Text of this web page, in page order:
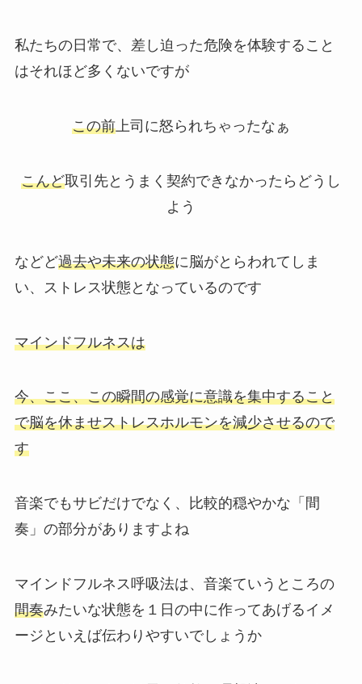
私たちの日常で、差し迫った危険を体験すること
はそれほど多くないですが
この前上司に怒られちゃったなぁ
こんど取引先とうまく契約できなかったらどうし
よう
などど過去や未来の状態に脳がとらわれてしま
い、ストレス状態となっているのです
マインドフルネスは
今、ここ、この瞬間の感覚に意識を集中すること
で脳を休ませストレスホルモンを減少させるので
す
音楽でもサビだけでなく、比較的穏やかな「間
奏」の部分がありますよね
マインドフルネス呼吸法は、音楽ていうところの
間奏みたいな状態を１日の中に作ってあげるイメ
ージといえば伝わりやすいでしょうか